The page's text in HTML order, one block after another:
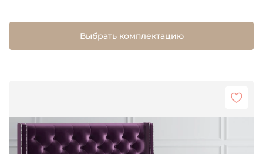
Выбрать комплектацию